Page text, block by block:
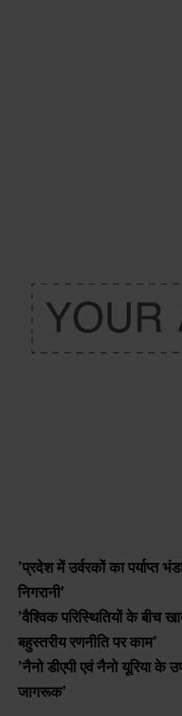
’प्रदेश में उर्वरकों का पर्याप्त
निगरानी’
’वैश्विक परिस्थितियों के बीच
बहुस्तरीय रणनीति पर काम’
’नैनो डीएपी एवं नैनो यूरिया के
जागरूक’